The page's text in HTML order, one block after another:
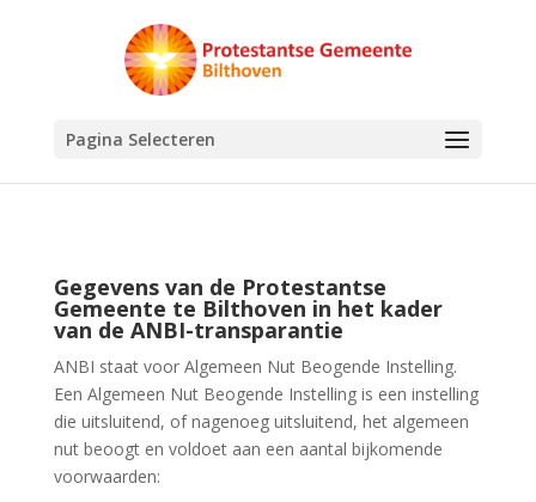
Pagina Selecteren
Gegevens van de Protestantse
Gemeente te Bilthoven in het kader
van de ANBI-transparantie
ANBI staat voor Algemeen Nut Beogende Instelling.
Een Algemeen Nut Beogende Instelling is een instelling
die uitsluitend, of nagenoeg uitsluitend, het algemeen
nut beoogt en voldoet aan een aantal bijkomende
voorwaarden: